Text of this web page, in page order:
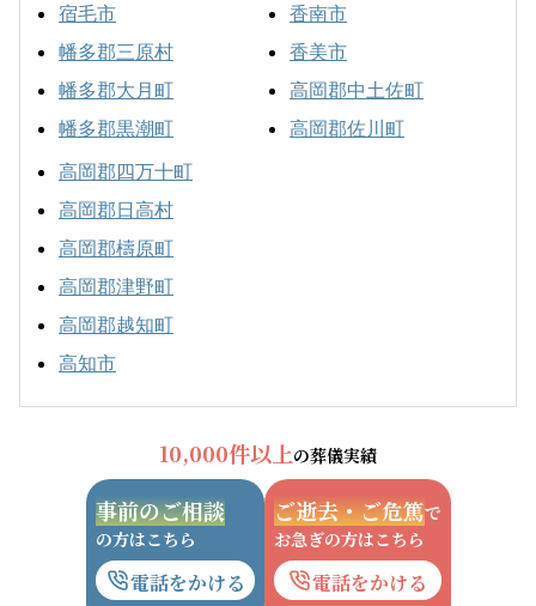
宿毛市
幡多郡三原村
幡多郡大月町
幡多郡黒潮町
香南市
香美市
高岡郡中土佐町
高岡郡佐川町
高岡郡四万十町
高岡郡日高村
高岡郡檮原町
高岡郡津野町
高岡郡越知町
高知市
10,000件以上の葬儀実績
事前のご相談
の方はこちら
電話をかける
ご逝去・ご危篤で
お急ぎの方はこちら
電話をかける